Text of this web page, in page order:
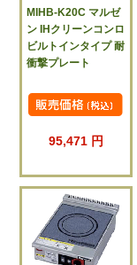
MIHB-K20C マルゼ
ン IHクリーンコンロ
ビルトインタイプ 耐
衝撃プレート
95,471 円